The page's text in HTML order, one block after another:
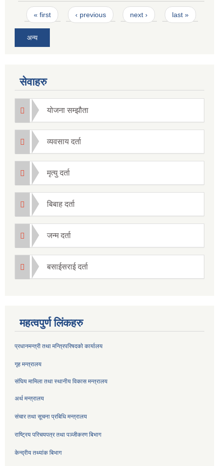
Pages
« first ‹ previous next › last »
अन्य
सेवाहरु
योजना सम्झौता
व्यवसाय दर्ता
मृत्यु दर्ता
बिबाह दर्ता
जन्म दर्ता
बसाईसराई दर्ता
महत्वपुर्ण लिंकहरु
प्रधानमन्त्री तथा मन्त्रिपरिषदको कार्यालय
गृह मन्त्रालय
संघिय मामिला तथा स्थानीय विकास मन्त्रालय
अर्थ मन्त्रालय
संचार तथा सूचना प्रबिधि मन्त्रालय
राष्ट्रिय परिचयपत्र तथा पञ्जीकरण बिभाग
केन्द्रीय तथ्यांक बिभाग